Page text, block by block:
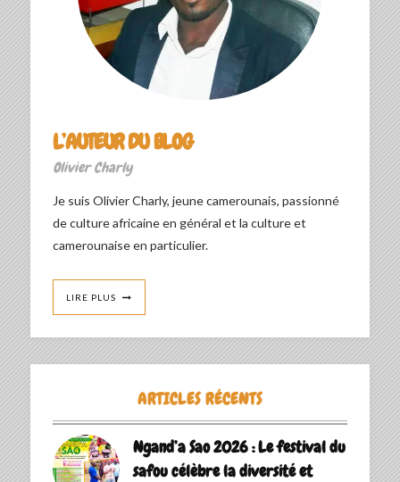
L’AUTEUR DU BLOG
Olivier Charly
Je suis Olivier Charly, jeune camerounais, passionné
de culture africaine en général et la culture et
camerounaise en particulier.
LIRE PLUS
ARTICLES RÉCENTS
Ngand’a Sao 2026 : Le festival du
safou célèbre la diversité et